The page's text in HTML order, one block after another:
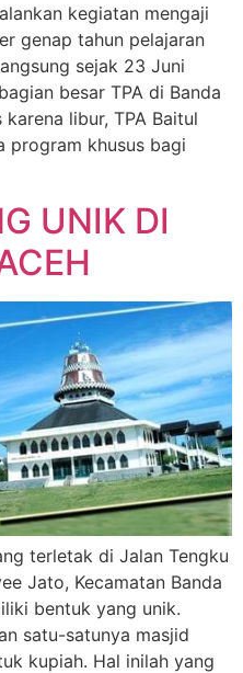
kegiatan mengaji
genap tahun pelajaran
sejak 23 Juni
besar TPA di Banda
libur, TPA Baitul
program khusus bagi
UNIK DI
terletak di Jalan Tengku
Jato, Kecamatan Banda
bentuk yang unik.
satu-satunya masjid
kupiah. Hal inilah yang